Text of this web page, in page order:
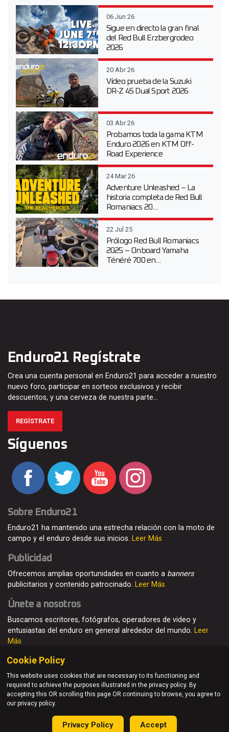
06 Jun 26
Sigue en directo la gran final
del Red Bull Erzbergrodeo
2026
20 Abr 26
Vídeo prueba de la Suzuki
DR-Z 4S Dual Sport 2026
03 Abr 26
Probamos toda la gama KTM
Enduro 2026 en KTM Off-
Road Experience
24 Mar 26
Adventure Unleashed – La
historia completa de Red Bull
Romaniacs 20...
22 Jul 25
Prólogo Red Bull Romaniacs
2025 – Onboard Yamaha
Ténéré 700 en...
Enduro21 Regístrate
Crea una cuenta personal en Enduro21 para acceder a nuestro
nuevo foro, participar en sorteos exclusivos y recibir
descuentos, y una cerveza de nuestra parte…
REGÍSTRATE
Síguenos
Sobre Enduro21
Enduro21 ha mantenido una estrecha relación con la moto de
campo y el enduro desde sus inicios. Leer Más
Publicidad
Ofrecemos amplias oportunidades en cuanto a banners
publicitarios y contenido patrocinado. Leer Más
Únete a nosotros
Buscamos escritores, fotógrafos, operadores de video y
entusiastas del enduro en general alrededor del mundo. Leer
Más
© Enduro21 / Future7Media Limited. Todos los derechos
reservados
Quienes somos Contacto Únete Publicidad
Privacy Policy
Cookie Policy
This website uses cookies that are necessary to its functioning and
required to achieve the purposes illustrated in the privacy policy. By
accepting this OR scrolling this page OR continuing to browse, you agree to
our privacy policy.
Privacy Policy Accept